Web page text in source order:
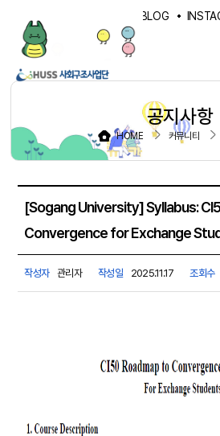
NAVER BLOG
공지사항
HOME 커뮤니티
[Sogang University] Syllabus:
Convergence for Exchange
작성자 관리자 작성일 2025.11.17 조회수